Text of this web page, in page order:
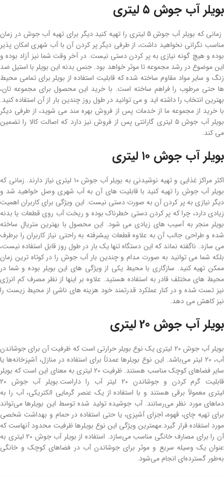
بویلر آب جوش ۵ لیتری
زمانی که بویلر آب جوش 5 لیتری را تهیه کنید دیگر برای تهیه آب جوش در زمان
مناسب نگرانی نخواهید داشت، از طرفی دیگر پر کردن آن با آب شهری امکان پذیر
بوده و هیچ گونه نیازی به پر کردن دستی نیست. در آخر وقت شما نیز آزاد بوده و
این موضوع در رشد مجموعه تا موثر خواهد بود. جنس بدنه این بویلر با استیل ضد
زنگ و سایر مواد مقاوم ساخته شده که قابلیت استفاده از بویلر برای تمامی محیط
ها حتی مرطوب را فراهم ساخته است. با خرید این محصول برای مجموعه تان،
بهترین انتخاب را داشته اید و می توانید در طول روز چندین بار از آن استفاده کنید.
با خرید از مجموعه ما از خدمات پس از فروش بهره مند می شوید، از طرفی دیگر
بویلر آب جوش ۵ لیتری گارانتی پس از فروش نیز دارد که اصالت کالا را تضمین
می کند.
بویلر آب جوش ۱۰ لیتری
اکثر مراکز غذایی و تهیه نوشیدنی به بویلر آب جوش ۱۰ لیتری نیاز دارند. زمانی که
بویلر آب جوش را تهیه کنید با قابلیت های آن به آب شهری وصل خواهید شد و
دیگر نیازی به پر کردن آن به صورت دستی نیست. این ویژگی برای کاربران اهمیت
زیادی دارد، چرا که پر کردن دستی خطرناک بوده و ریخت آب روی قطعات یا بدنه
بویلر منجر به آسیب های زیادی می شود. این محصول با بهترین متریال ساخته
شده و طراحی جالب آن به علاوه قطعات پیشرفته به راحتی نیاز کاربران را برطرف
می سازد. ناگفته نماند که این دستگاه تنها یک بار در طول روز قابل استفاده نیست،
بلکه شما می توانید به صورت مدام و چندین بار آب جوش را در کوتاه ترین زمان
ممکن تهیه کنید. سازگاری با محیط یکی از ویژگی های این بویلر بوده و شما در
محیط های مختلف قادر به استفاده هستید. علاوه بر اینها از نظر مصرف کم انرژی
نیز تست شده و در کنار عملکرد قدرتمند خود هزینه های ناشی از محیط زیست را
نیز کاهش می دهد.
بویلر آب جوش 20 لیتری
بویلر آب جوش 20 لیتری یک نوع بویلر حرارتی است که ظرفیت آن برای جوشاندن
آب، 20 لیتر می‌باشد. این نوع بویلرها عمدتاً برای استفاده در منازل، آشپزخانه‌ها یا
سایر فضاهای کوچک مناسب هستند. ظرفیت 20 لیتری به معنای این است که بویلر
قابلیت گرم کردن و جوشاندن 20 لیتر آب را داراست.بویلر آب جوش 20
لیتری معمولاً برقی هستند و با استفاده از یک عنصر گرمایی الکتریکی، آب را به
دماهای مورد نظر می‌رسانند. آب جوشیده تولید شده توسط این بویلرها می‌تواند
برای تهیه چای، قهوه، اجزای آشپزی، یا حتی استفاده در حمام و بهداشت شخصی
مورد استفاده قرار گیرد.مهمترین ویژگی این نوع بویلرها ظرفیت محدود آنهاست که
آن را برای مصارف خانگی مناسب می‌سازد. استفاده از بویلر آب جوش 20 لیتری به
عنوان یک وسیله سریع و موثر برای جوشاندن آب در فضاهای کوچک و خانگی
به‌طور گسترده‌ای انجام می‌شود.